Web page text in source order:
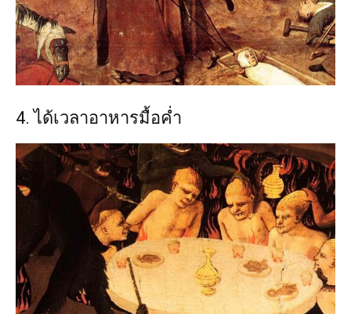
4. ได้เวลาอาหารมื้อค่ำ